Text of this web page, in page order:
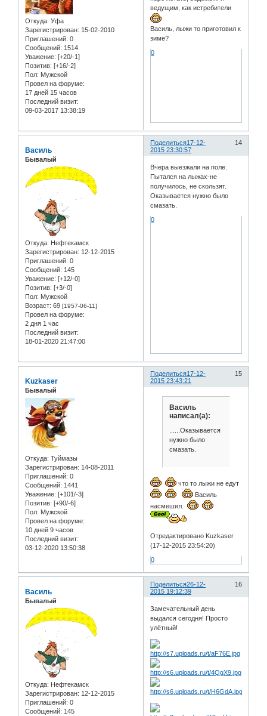
Откуда: Уфа
Зарегистрирован: 15-02-2010
Приглашений: 0
Сообщений: 1514
Уважение: [+20/-1]
Позитив: [+16/-2]
Пол: Мужской
Провел на форуме:
17 дней 15 часов
Последний визит:
09-03-2017 13:38:19
ведущим, как истребители
Василь, лыжи то приготовил к
зиме?
0
Поделиться 14
17-12-
2015 23:30:57
Василь
Бывалый
Откуда: Нефтекамск
Зарегистрирован: 12-12-2015
Приглашений: 0
Сообщений: 145
Уважение: [+12/-0]
Позитив: [+3/-0]
Пол: Мужской
Возраст: 69 [1957-06-11]
Провел на форуме:
2 дня 1 час
Последний визит:
18-01-2020 21:47:00
Вчера выезжали на поле.
Пытался на лыжах-не
получилось, не скользят.
Оказывается нужно было
смазать.
0
Поделиться 15
17-12-
2015 23:43:21
Kuzkaser
Бывалый
Откуда: Туймазы
Зарегистрирован: 14-08-2011
Приглашений: 0
Сообщений: 1441
Уважение: [+101/-3]
Позитив: [+90/-6]
Пол: Мужской
Провел на форуме:
10 дней 9 часов
Последний визит:
03-12-2020 13:50:38
Василь
написал(а):
......Оказывается
нужно было
смазать.
что то лыжи не едут
Василь
насмешил.
Отредактировано Kuzkaser
(17-12-2015 23:54:20)
0
Поделиться 16
26-12-
2015 19:12:39
Василь
Бывалый
Откуда: Нефтекамск
Зарегистрирован: 12-12-2015
Приглашений: 0
Сообщений: 145
Замечательный день
выдался сегодня! Просто
улётный!